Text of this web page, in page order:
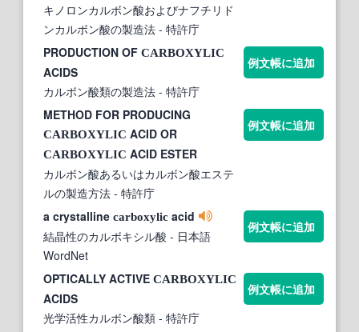
キノロンカルボン酸およびナフチリド
ンカルボン酸の製造法 - 特許庁
PRODUCTION OF CARBOXYLIC
ACIDS
カルボン酸類の製造法 - 特許庁
例文帳に追加
METHOD FOR PRODUCING
CARBOXYLIC ACID OR
CARBOXYLIC ACID ESTER
カルボン酸あるいはカルボン酸エステ
ルの製造方法 - 特許庁
例文帳に追加
a crystalline carboxylic acid
結晶性のカルボキシル酸 - 日本語
WordNet
例文帳に追加
OPTICALLY ACTIVE CARBOXYLIC
ACIDS
光学活性カルボン酸類 - 特許庁
例文帳に追加